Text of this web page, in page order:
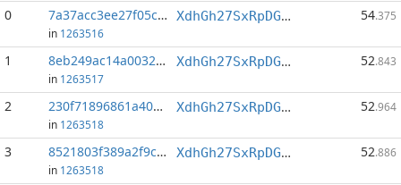
0
7a37acc3ee27f05c...:0
in 1263516
XdhGh27SxRpDGbNCjboy2sgG3JKcQsaNzT 54.375
1 8eb249ac14a00329...:0
in 1263517
XdhGh27SxRpDGbNCjboy2sgG3JKcQsaNzT 52.843
2 230f71896861a40a...:0
in 1263518
XdhGh27SxRpDGbNCjboy2sgG3JKcQsaNzT 52.964
3 8521803f389a2f9c...:0
in 1263518
XdhGh27SxRpDGbNCjboy2sgG3JKcQsaNzT 52.886